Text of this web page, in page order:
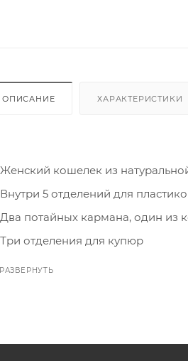
ОПИСАНИЕ ХАРАКТЕРИСТИКИ
Женский кошелек из
Внутри 5 отделений для
Два потайных кармана, один из
Три отделения для купюр
Отделение на замке для мелочи